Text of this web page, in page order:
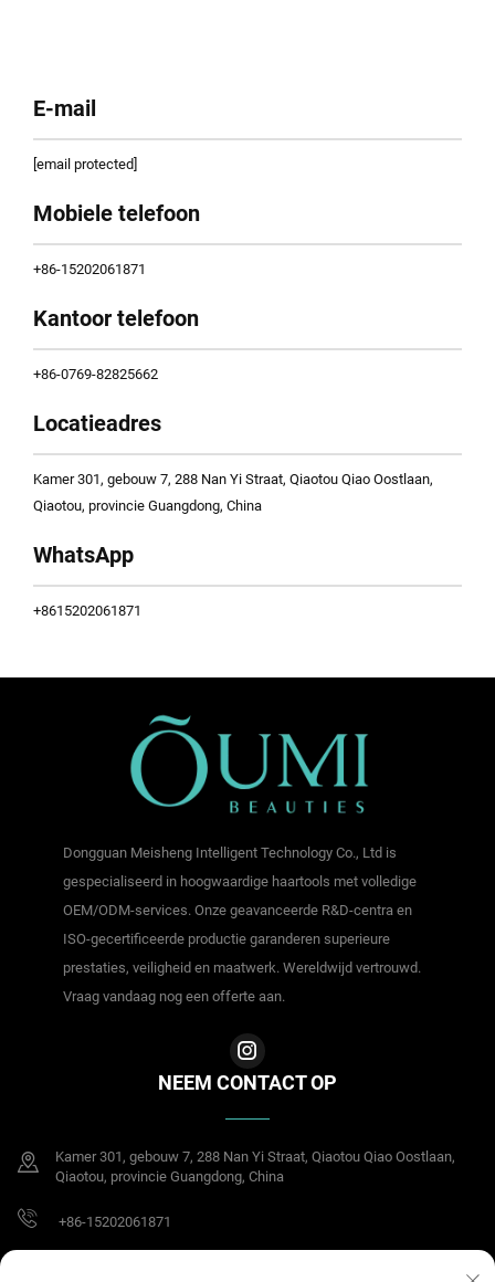
E-mail
[email protected]
Mobiele telefoon
+86-15202061871
Kantoor telefoon
+86-0769-82825662
Locatieadres
Kamer 301, gebouw 7, 288 Nan Yi Straat, Qiaotou Qiao Oostlaan,
Qiaotou, provincie Guangdong, China
WhatsApp
+8615202061871
Dongguan Meisheng Intelligent Technology Co., Ltd is
gespecialiseerd in hoogwaardige haartools met volledige
OEM/ODM-services. Onze geavanceerde R&D-centra en
ISO-gecertificeerde productie garanderen superieure
prestaties, veiligheid en maatwerk. Wereldwijd vertrouwd.
Vraag vandaag nog een offerte aan.
NEEM CONTACT OP
Kamer 301, gebouw 7, 288 Nan Yi Straat, Qiaotou Qiao Oostlaan,
Qiaotou, provincie Guangdong, China
+86-15202061871